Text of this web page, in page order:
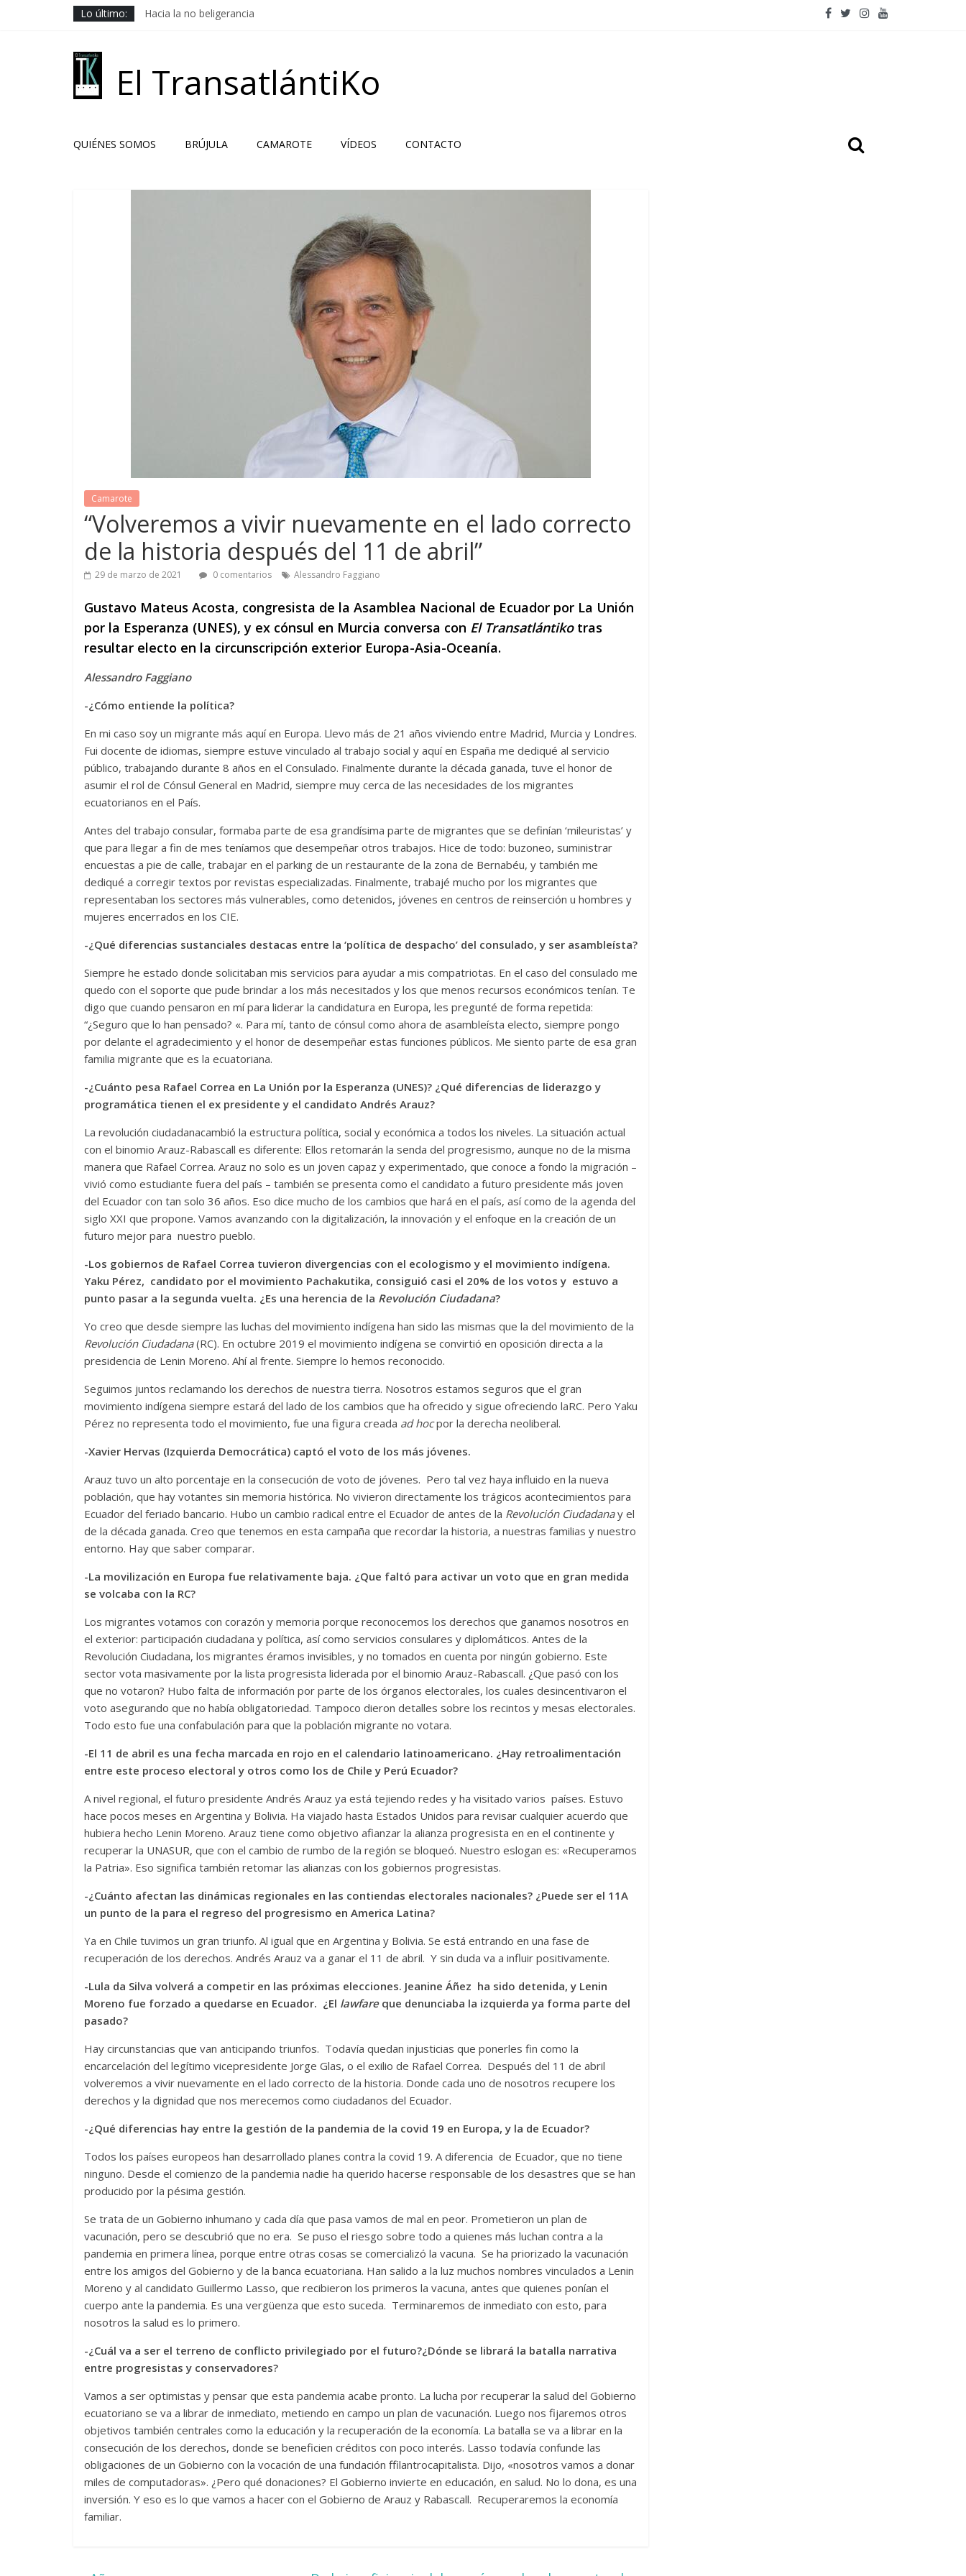
Lo último:
Hacia la no beligerancia
Solución libanesa
El TransatlántiKo
QUIÉNES SOMOS BRÚJULA CAMAROTE VÍDEOS CONTACTO
Camarote
“Volveremos a vivir nuevamente en el lado correcto
de la historia después del 11 de abril”
29 de marzo de 2021 0 comentarios Alessandro Faggiano
Gustavo Mateus Acosta, congresista de la Asamblea Nacional de Ecuador por La Unión
por la Esperanza (UNES), y ex cónsul en Murcia conversa con El Transatlántikotras
resultar electo en la circunscripción exterior Europa-Asia-Oceanía.
Alessandro Faggiano
-¿Cómo entiende la política?
En mi caso soy un migrante más aquí en Europa. Llevo más de 21 años viviendo entre Madrid, Murcia y Londres.
Fui docente de idiomas, siempre estuve vinculado al trabajo social y aquí en España me dediqué al servicio
público, trabajando durante 8 años en el Consulado. Finalmente durante la década ganada, tuve el honor de
asumir el rol de Cónsul General en Madrid, siempre muy cerca de las necesidades de los migrantes
ecuatorianos en el País.
Antes del trabajo consular, formaba parte de esa grandísima parte de migrantes que se definían ‘mileuristas’ y
que para llegar a fin de mes teníamos que desempeñar otros trabajos. Hice de todo: buzoneo, suministrar
encuestas a pie de calle, trabajar en el parking de un restaurante de la zona de Bernabéu, y también me
dediqué a corregir textos por revistas especializadas. Finalmente, trabajé mucho por los migrantes que
representaban los sectores más vulnerables, como detenidos, jóvenes en centros de reinserción u hombres y
mujeres encerrados en los CIE.
-¿Qué diferencias sustanciales destacas entre la ‘política de despacho’ del consulado, y ser asambleísta?
Siempre he estado donde solicitaban mis servicios para ayudar a mis compatriotas. En el caso del consulado me
quedo con el soporte que pude brindar a los más necesitados y los que menos recursos económicos tenían. Te
digo que cuando pensaron en mí para liderar la candidatura en Europa, les pregunté de forma repetida:
“¿Seguro que lo han pensado? «. Para mí, tanto de cónsul como ahora de asambleísta electo, siempre pongo
por delante el agradecimiento y el honor de desempeñar estas funciones públicos. Me siento parte de esa gran
familia migrante que es la ecuatoriana.
-¿Cuánto pesa Rafael Correa en La Unión por la Esperanza (UNES)? ¿Qué diferencias de liderazgo y
programática tienen el ex presidente y el candidato Andrés Arauz?
La revolución ciudadanacambió la estructura política, social y económica a todos los niveles. La situación actual
con el binomio Arauz-Rabascall es diferente: Ellos retomarán la senda del progresismo, aunque no de la misma
manera que Rafael Correa. Arauz no solo es un joven capaz y experimentado, que conoce a fondo la migración –
vivió como estudiante fuera del país – también se presenta como el candidato a futuro presidente más joven
del Ecuador con tan solo 36 años. Eso dice mucho de los cambios que hará en el país, así como de la agenda del
siglo XXI que propone. Vamos avanzando con la digitalización, la innovación y el enfoque en la creación de un
futuro mejor para nuestro pueblo.
-Los gobiernos de Rafael Correa tuvieron divergencias con el ecologismo y el movimiento indígena.
Yaku Pérez, candidato por el movimiento Pachakutika, consiguió casi el 20% de los votos y estuvo a
punto pasar a la segunda vuelta. ¿Es una herencia de la Revolución Ciudadana?
Yo creo que desde siempre las luchas del movimiento indígena han sido las mismas que la del movimiento de la
Revolución Ciudadana(RC). En octubre 2019 el movimiento indígena se convirtió en oposición directa a la
presidencia de Lenin Moreno. Ahí al frente. Siempre lo hemos reconocido.
Seguimos juntos reclamando los derechos de nuestra tierra. Nosotros estamos seguros que el gran
movimiento indígena siempre estará del lado de los cambios que ha ofrecido y sigue ofreciendo laRC. Pero Yaku
Pérez no representa todo el movimiento, fue una figura creada ad hocpor la derecha neoliberal.
-Xavier Hervas (Izquierda Democrática) captó el voto de los más jóvenes.
Arauz tuvo un alto porcentaje en la consecución de voto de jóvenes. Pero tal vez haya influido en la nueva
población, que hay votantes sin memoria histórica. No vivieron directamente los trágicos acontecimientos para
Ecuador del feriado bancario. Hubo un cambio radical entre el Ecuador de antes de la Revolución Ciudadanay el
de la década ganada. Creo que tenemos en esta campaña que recordar la historia, a nuestras familias y nuestro
entorno. Hay que saber comparar.
-La movilización en Europa fue relativamente baja. ¿Que faltó para activar un voto que en gran medida
se volcaba con la RC?
Los migrantes votamos con corazón y memoria porque reconocemos los derechos que ganamos nosotros en
el exterior: participación ciudadana y política, así como servicios consulares y diplomáticos. Antes de la
Revolución Ciudadana, los migrantes éramos invisibles, y no tomados en cuenta por ningún gobierno. Este
sector vota masivamente por la lista progresista liderada por el binomio Arauz-Rabascall. ¿Que pasó con los
que no votaron? Hubo falta de información por parte de los órganos electorales, los cuales desincentivaron el
voto asegurando que no había obligatoriedad. Tampoco dieron detalles sobre los recintos y mesas electorales.
Todo esto fue una confabulación para que la población migrante no votara.
-El 11 de abril es una fecha marcada en rojo en el calendario latinoamericano. ¿Hay retroalimentación
entre este proceso electoral y otros como los de Chile y Perú Ecuador?
A nivel regional, el futuro presidente Andrés Arauz ya está tejiendo redes y ha visitado varios países. Estuvo
hace pocos meses en Argentina y Bolivia. Ha viajado hasta Estados Unidos para revisar cualquier acuerdo que
hubiera hecho Lenin Moreno. Arauz tiene como objetivo afianzar la alianza progresista en en el continente y
recuperar la UNASUR, que con el cambio de rumbo de la región se bloqueó. Nuestro eslogan es: «Recuperamos
la Patria». Eso significa también retomar las alianzas con los gobiernos progresistas.
-¿Cuánto afectan las dinámicas regionales en las contiendas electorales nacionales? ¿Puede ser el 11A
un punto de la para el regreso del progresismo en America Latina?
Ya en Chile tuvimos un gran triunfo. Al igual que en Argentina y Bolivia. Se está entrando en una fase de
recuperación de los derechos. Andrés Arauz va a ganar el 11 de abril. Y sin duda va a influir positivamente.
-Lula da Silva volverá a competir en las próximas elecciones. Jeanine Áñez ha sido detenida, y Lenin
Moreno fue forzado a quedarse en Ecuador. ¿El lawfareque denunciaba la izquierda ya forma parte del
pasado?
Hay circunstancias que van anticipando triunfos. Todavía quedan injusticias que ponerles fin como la
encarcelación del legítimo vicepresidente Jorge Glas, o el exilio de Rafael Correa. Después del 11 de abril
volveremos a vivir nuevamente en el lado correcto de la historia. Donde cada uno de nosotros recupere los
derechos y la dignidad que nos merecemos como ciudadanos del Ecuador.
-¿Qué diferencias hay entre la gestión de la pandemia de la covid 19 en Europa, y la de Ecuador?
Todos los países europeos han desarrollado planes contra la covid 19. A diferencia de Ecuador, que no tiene
ninguno. Desde el comienzo de la pandemia nadie ha querido hacerse responsable de los desastres que se han
producido por la pésima gestión.
Se trata de un Gobierno inhumano y cada día que pasa vamos de mal en peor. Prometieron un plan de
vacunación, pero se descubrió que no era. Se puso el riesgo sobre todo a quienes más luchan contra a la
pandemia en primera línea, porque entre otras cosas se comercializó la vacuna. Se ha priorizado la vacunación
entre los amigos del Gobierno y de la banca ecuatoriana. Han salido a la luz muchos nombres vinculados a Lenin
Moreno y al candidato Guillermo Lasso, que recibieron los primeros la vacuna, antes que quienes ponían el
cuerpo ante la pandemia. Es una vergüenza que esto suceda. Terminaremos de inmediato con esto, para
nosotros la salud es lo primero.
-¿Cuál va a ser el terreno de conflicto privilegiado por el futuro?¿Dónde se librará la batalla narrativa
entre progresistas y conservadores?
Vamos a ser optimistas y pensar que esta pandemia acabe pronto. La lucha por recuperar la salud del Gobierno
ecuatoriano se va a librar de inmediato, metiendo en campo un plan de vacunación. Luego nos fijaremos otros
objetivos también centrales como la educación y la recuperación de la economía. La batalla se va a librar en la
consecución de los derechos, donde se beneficien créditos con poco interés. Lasso todavía confunde las
obligaciones de un Gobierno con la vocación de una fundación ffilantrocapitalista. Dijo, «nosotros vamos a donar
miles de computadoras». ¿Pero qué donaciones? El Gobierno invierte en educación, en salud. No lo dona, es una
inversión. Y eso es lo que vamos a hacer con el Gobierno de Arauz y Rabascall. Recuperaremos la economía
familiar.